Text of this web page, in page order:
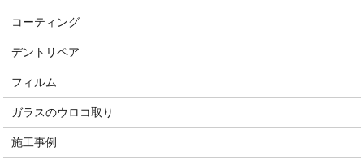
コーティング
デントリペア
フィルム
ガラスのウロコ取り
施工事例